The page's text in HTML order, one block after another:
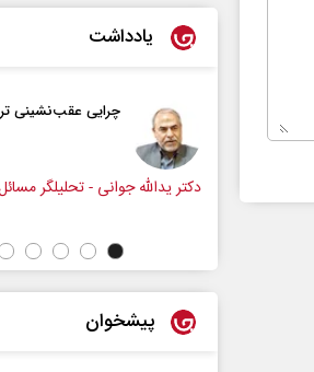
یادداشت
چرایی عقب‌نشینی ترامپ؟
جوانی - تحلیلگر مسائل سیاسی عباس
پیشخوان